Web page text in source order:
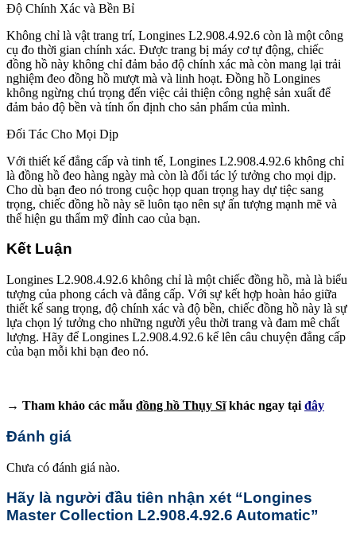
Độ Chính Xác và Bền Bỉ
Không chỉ là vật trang trí, Longines L2.908.4.92.6 còn là một công
cụ đo thời gian chính xác. Được trang bị máy cơ tự động, chiếc
đồng hồ này không chỉ đảm bảo độ chính xác mà còn mang lại trải
nghiệm đeo đồng hồ mượt mà và linh hoạt. Đồng hồ Longines
không ngừng chú trọng đến việc cải thiện công nghệ sản xuất để
đảm bảo độ bền và tính ổn định cho sản phẩm của mình.
Đối Tác Cho Mọi Dịp
Với thiết kế đẳng cấp và tinh tế, Longines L2.908.4.92.6 không chỉ
là đồng hồ đeo hàng ngày mà còn là đối tác lý tưởng cho mọi dịp.
Cho dù bạn đeo nó trong cuộc họp quan trọng hay dự tiệc sang
trọng, chiếc đồng hồ này sẽ luôn tạo nên sự ấn tượng mạnh mẽ và
thể hiện gu thẩm mỹ đỉnh cao của bạn.
Kết Luận
Longines L2.908.4.92.6 không chỉ là một chiếc đồng hồ, mà là biểu
tượng của phong cách và đẳng cấp. Với sự kết hợp hoàn hảo giữa
thiết kế sang trọng, độ chính xác và độ bền, chiếc đồng hồ này là sự
lựa chọn lý tưởng cho những người yêu thời trang và đam mê chất
lượng. Hãy để Longines L2.908.4.92.6 kể lên câu chuyện đẳng cấp
của bạn mỗi khi bạn đeo nó.
→ Tham khảo các mẫu đồng hồ Thụy Sĩkhác ngay tại đây
Đánh giá
Chưa có đánh giá nào.
Hãy là người đầu tiên nhận xét “Longines
Master Collection L2.908.4.92.6 Automatic”